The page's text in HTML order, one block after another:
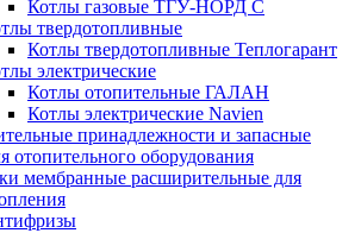
Котлы газовые ТГУ-НОРД С
твердотопливные
Котлы твердотопливные Теплогарант
электрические
Котлы отопительные ГАЛАН
Котлы электрические Navien
принадлежности и запасные
отопительного оборудования
мембранные расширительные для